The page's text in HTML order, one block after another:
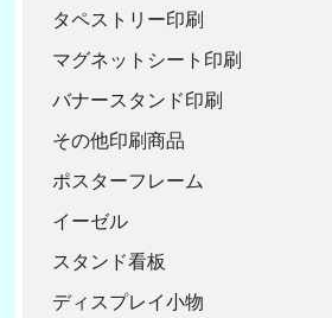
タペストリー印刷
マグネットシート印刷
バナースタンド印刷
その他印刷商品
ポスターフレーム
イーゼル
スタンド看板
ディスプレイ小物